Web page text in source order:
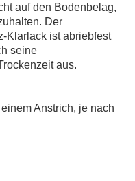
auf den Bodenbelag,
Der
Klarlack ist abriebfest
seine
aus.
Anstrich, je nach